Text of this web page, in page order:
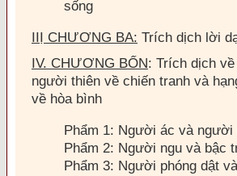
sống
IIỊ CHƯƠNG BA: Trích dịch lời
IV. CHƯƠNG BỐN: Trích dịch
người thiên về chiến tranh và
về hòa bình
Phẩm 1: Người ác và người
Phẩm 2: Người ngu và bậc
Phẩm 3: Người phóng dật